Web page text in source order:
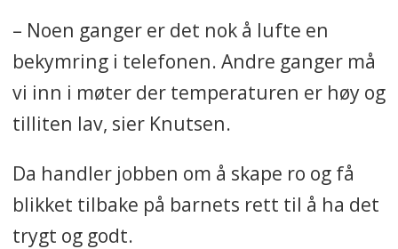
– Noen ganger er det nok å lufte en
bekymring i telefonen. Andre ganger må
vi inn i møter der temperaturen er høy og
tilliten lav, sier Knutsen.
Da handler jobben om å skape ro og få
blikket tilbake på barnets rett til å ha det
trygt og godt.